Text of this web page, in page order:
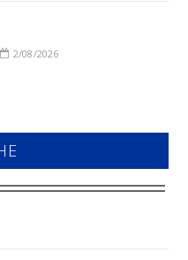
2/08/2026